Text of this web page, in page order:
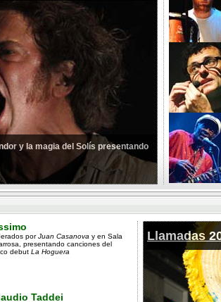
y la magia del Solís presentando
porJuan Casanova y en Sala
presentando canciones del
debut La Hoguera
Taddei
Llamadas